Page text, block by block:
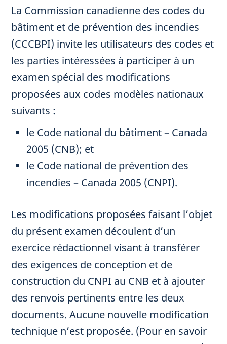
La Commission canadienne des codes du
bâtiment et de prévention des incendies
(CCCBPI) invite les utilisateurs des codes et
les parties intéressées à participer à un
examen spécial des modifications
proposées aux codes modèles nationaux
suivants :
le Code national du bâtiment – Canada
2005 (CNB); et
le Code national de prévention des
incendies – Canada 2005 (CNPI).
Les modifications proposées faisant l’objet
du présent examen découlent d’un
exercice rédactionnel visant à transférer
des exigences de conception et de
construction du CNPI au CNB et à ajouter
des renvois pertinents entre les deux
documents. Aucune nouvelle modification
technique n’est proposée. (Pour en savoir